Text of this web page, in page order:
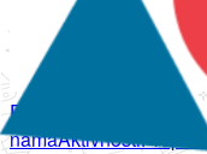
Početna
namaAktivnostiPropisi